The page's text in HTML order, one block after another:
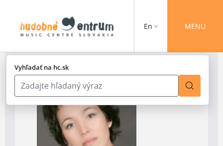
Vyhľadať na hc.sk
En MENU